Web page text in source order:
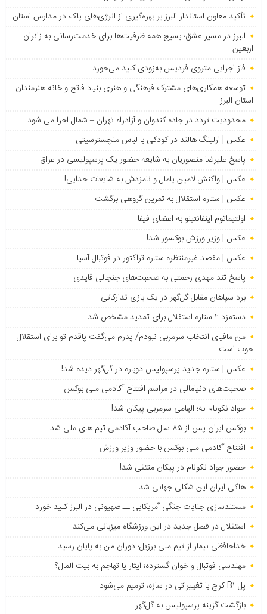
تأکید معاون استاندار البرز بر بهره‌گیری از انرژی‌های پاک در مدارس استان
البرز در مسیر عشق؛ بسیج همه ظرفیت‌ها برای خدمت‌رسانی به زائران
اربعین
فاز اجرایی متروی فردیس به‌زودی کلید می‌خورد
توسعه همکاری‌های مشترک فرهنگی و هنری بنیاد فاتح و خانه هنرمندان
استان البرز
محدودیت تردد در جاده کندوان و آزادراه تهران – شمال اجرا می شود
عکس | ارلینگ هالند در کودکی با لباس منچسترسیتی
پاسخ علیرضا منصوریان به شایعه حضور یک پرسپولیسی در عراق
عکس | واکنش لامین یامال و نامزدش به شایعات جدایی!
عکس | ستاره استقلال به تمرین گروهی برگشت
اولتیماتوم اینفانتینو به اعضای فیفا
عکس | وزیر ورزش بوکسور شد!
عکس | مقصد غیرمنتظره ستاره تراکتور در فوتبال آسیا
پاسخ تند مهدی رحمتی به صحبت‌های جنجالی قایدی
برد سپاهان مقابل گل‌گهر در یک بازی تدارکاتی
دستمزد ۲ ستاره استقلال برای تمدید مشخص شد
من مافیای انتخاب سرمربی نبودم/ پدرم می‌گفت پاقدم تو برای استقلال
خوب است
عکس | ستاره جدید پرسپولیس دوباره در گل‌گهر دیده شد!
صحبت‌های دنیامالی در مراسم افتتاح آکادمی ملی بوکس
جواد نکونام نه؛ الهامی سرمربی پیکان شد!
بوکس ایران پس از ۸۵ سال صاحب آکادمی تیم های ملی شد
افتتاح آکادمی ملی بوکس با حضور وزیر ورزش
حضور جواد نکونام در پیکان منتفی شد!
هاکی ایران این شکلی جهانی شد
مستندسازی جنایات جنگی آمریکایی ــ صهیونی در البرز کلید خورد
استقلال در فصل جدید در این ورزشگاه میزبانی می‌کند
خداحافظی نیمار از تیم ملی برزیل؛ دوران من به پایان رسید
مهندسی فوتبال و خوان گسترده؛ ایثار یا تهاجم به بیت المال؟
پل B۱ کرج با تغییراتی در سازه، ترمیم می‌شود
بازگشت گزینه پرسپولیس به ‌گل‌گهر